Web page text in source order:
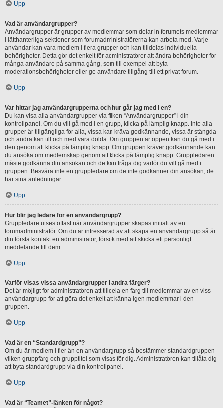
Upp
Vad är användargrupper?
Användargrupper är grupper av medlemmar som delar in forumets medlemmar
i lätthanterliga sektioner som forumadministratörerna kan arbeta med. Varje
användar kan vara medlem i flera grupper och kan tilldelas individuella
behörigheter. Detta gör det enkelt för administratörer att ändra behörigheter för
många användare på samma gång, som till exempel att byta
moderationsbehörigheter eller ge användare tillgång till ett privat forum.
Upp
Var hittar jag användargrupperna och hur går jag med i en?
Du kan visa alla användargrupper via fliken “Användargrupper” i din
kontrollpanel. Om du vill gå med i en grupp, klicka på lämplig knapp. Inte alla
grupper är tillgängliga för alla, vissa kan kräva godkännande, vissa är stängda
och andra kan till och med vara dolda. Om gruppen är öppen kan du gå med i
den genom att klicka på lämplig knapp. Om gruppen kräver godkännande kan
du ansöka om medlemskap genom att klicka på lämplig knapp. Gruppledaren
måste godkänna din ansökan och de kan fråga dig varför du vill gå med i
gruppen. Besvära inte en gruppledare om de inte godkänner din ansökan, de
har sina anledningar.
Upp
Hur blir jag ledare för en användargrupp?
Gruppledare utses oftast när användargrupper skapas initialt av en
forumadministratör. Om du är intresserad av att skapa en användargrupp så är
din första kontakt en administratör, försök med att skicka ett personligt
meddelande till dem.
Upp
Varför visas vissa användargrupper i andra färger?
Det är möjligt för administratören att tilldela en färg till medlemmar av en viss
användargrupp för att göra det enkelt att känna igen medlemmar i den
gruppen.
Upp
Vad är en “Standardgrupp”?
Om du är medlem i fler än en användargrupp så bestämmer standardgruppen
vilken gruppfärg och grupptitel som visas för dig. Administratören kan tillåta dig
att byta standardgrupp via din kontrollpanel.
Upp
Vad är “Teamet”-länken för något?